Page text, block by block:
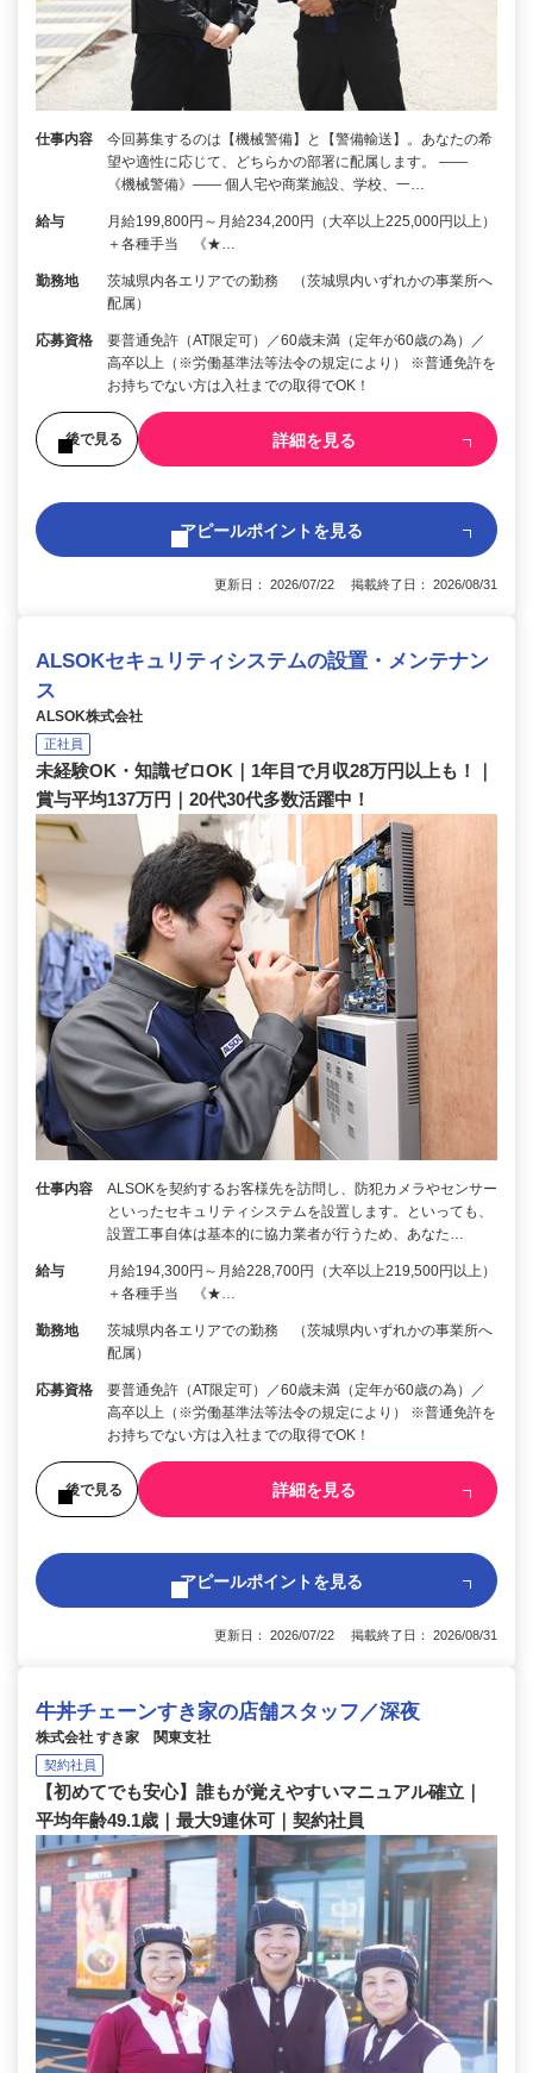
仕事内容
今回募集するのは【機械警備】と【警備輸送】。あなたの希
望や適性に応じて、どちらかの部署に配属します。 ――
《機械警備》―― 個人宅や商業施設、学校、一…
給与
月給199,800円～月給234,200円（大卒以上225,000円以上）
＋各種手当 《★…
勤務地
茨城県内各エリアでの勤務 （茨城県内いずれかの事業所へ
配属）
応募資格
要普通免許（AT限定可）／60歳未満（定年が60歳の為）／
高卒以上（※労働基準法等法令の規定により） ※普通免許を
お持ちでない方は入社までの取得でOK！
後で見る 詳細を見る
アピールポイントを見る
更新日： 2026/07/22 掲載終了日： 2026/08/31
ALSOKセキュリティシステムの設置・メンテナン
ス
ALSOK株式会社
正社員
未経験OK・知識ゼロOK｜1年目で月収28万円以上も！｜
賞与平均137万円｜20代30代多数活躍中！
仕事内容
ALSOKを契約するお客様先を訪問し、防犯カメラやセンサー
といったセキュリティシステムを設置します。といっても、
設置工事自体は基本的に協力業者が行うため、あなた…
給与
月給194,300円～月給228,700円（大卒以上219,500円以上）
＋各種手当 《★…
勤務地
茨城県内各エリアでの勤務 （茨城県内いずれかの事業所へ
配属）
応募資格
要普通免許（AT限定可）／60歳未満（定年が60歳の為）／
高卒以上（※労働基準法等法令の規定により） ※普通免許を
お持ちでない方は入社までの取得でOK！
後で見る 詳細を見る
アピールポイントを見る
更新日： 2026/07/22 掲載終了日： 2026/08/31
牛丼チェーンすき家の店舗スタッフ／深夜
株式会社 すき家 関東支社
契約社員
【初めてでも安心】誰もが覚えやすいマニュアル確立｜
平均年齢49.1歳｜最大9連休可｜契約社員